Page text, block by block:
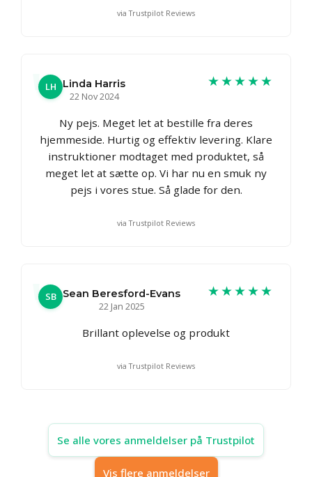
via Trustpilot Reviews
LH
Linda Harris
22 Nov 2024
★★★★★
Ny pejs. Meget let at bestille fra deres
hjemmeside. Hurtig og effektiv levering. Klare
instruktioner modtaget med produktet, så
meget let at sætte op. Vi har nu en smuk ny
pejs i vores stue. Så glade for den.
via Trustpilot Reviews
SB Sean Beresford-Evans
22 Jan 2025
★★★★★
Brillant oplevelse og produkt
via Trustpilot Reviews
Se alle vores anmeldelser på Trustpilot
Vis flere anmeldelser